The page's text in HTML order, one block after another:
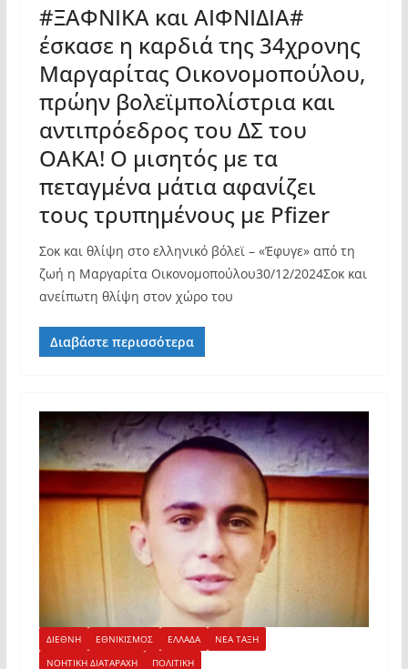
#ΞΑΦΝΙΚΑ και ΑΙΦΝΙΔΙΑ#
έσκασε η καρδιά της 34χρονης
Μαργαρίτας Οικονομοπούλου,
πρώην βολεϊμπολίστρια και
αντιπρόεδρος του ΔΣ του
ΟΑΚΑ! Ο μισητός με τα
πεταγμένα μάτια αφανίζει
τους τρυπημένους με Pfizer
Σοκ και θλίψη στο ελληνικό βόλεϊ – «Έφυγε» από τη
ζωή η Μαργαρίτα Οικονομοπούλου30/12/2024Σοκ και
ανείπωτη θλίψη στον χώρο του
Διαβάστε περισσότερα
ΔΙΕΘΝΗ ΕΘΝΙΚΙΣΜΟΣ ΕΛΛΑΔΑ
ΝΕΑ ΤΑΞΗ
ΝΟΗΤΙΚΗ ΔΙΑΤΑΡΑΧΗ
ΠΟΛΙΤΙΚΗ